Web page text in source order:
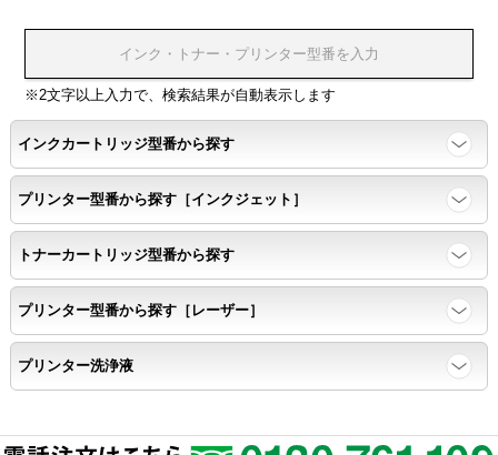
印刷耐久性
ページ印刷可能枚数・連続印刷時の安定性・経時変化の影響の確
認
寿命レポート
ページ収量、1,000ページあたりのパウダー消費量、転写率、
SAD値を計測
落下試験
※2文字以上入力で、検索結果が自動表示します
インクカートリッジ型番から探す
プリンター型番から探す［インクジェット］
トナーカートリッジ型番から探す
プリンター型番から探す［レーザー］
プリンター洗浄液